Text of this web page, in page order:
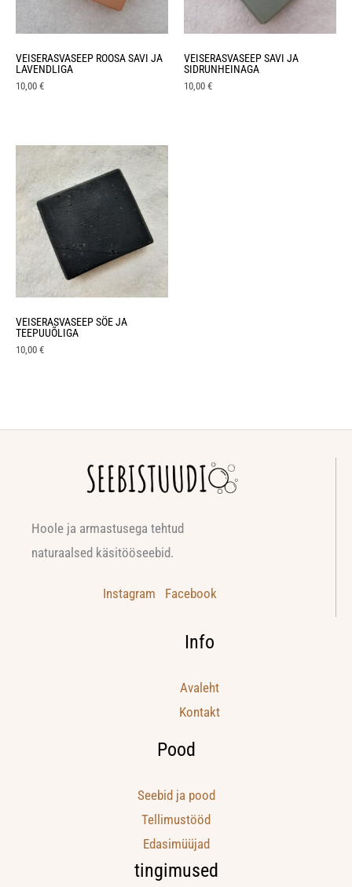
VEISERASVASEEP ROOSA SAVI JA
LAVENDLIGA
10,00 €
VEISERASVASEEP SAVI JA
SIDRUNHEINAGA
10,00 €
VEISERASVASEEP SÖE JA
TEEPUUÕLIGA
10,00 €
Hoole ja armastusega tehtud
naturaalsed käsitööseebid.
Instagram Facebook
Info
Avaleht
Kontakt
Pood
Seebid ja pood
Tellimustööd
Edasimüüjad
tingimused